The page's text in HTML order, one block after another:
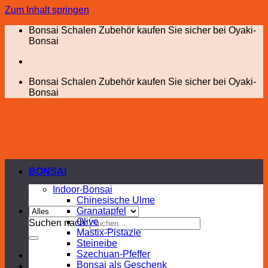
Zum Inhalt springen
Bonsai Schalen Zubehör kaufen Sie sicher bei Oyaki-
Bonsai
Bonsai Schalen Zubehör kaufen Sie sicher bei Oyaki-
Bonsai
Suchen nach:
BONSAI
Indoor-Bonsai
Chinesische Ulme
Granatapfel
Olive
Mastix-Pistazie
Steineibe
Szechuan-Pfeffer
Bonsai als Geschenk